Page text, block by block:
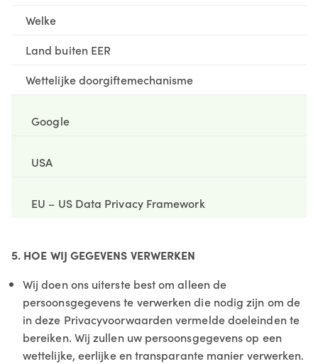
Welke
Land buiten EER
Wettelijke doorgiftemechanisme
Google
USA
EU – US Data Privacy Framework
5. HOE WIJ GEGEVENS VERWERKEN
Wij doen ons uiterste best om alleen de
persoonsgegevens te verwerken die nodig zijn om de
in deze Privacyvoorwaarden vermelde doeleinden te
bereiken. Wij zullen uw persoonsgegevens op een
wettelijke, eerlijke en transparante manier verwerken.